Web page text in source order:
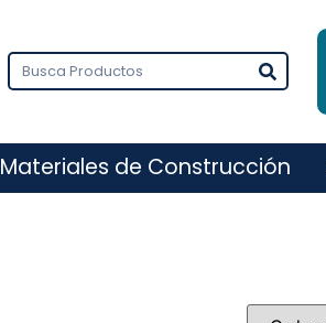
Materiales de Construcción